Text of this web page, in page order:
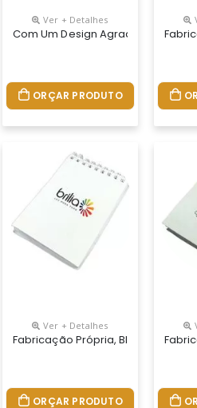
Ver + Detalhes
Com Um Design Agradável E De
ORÇAR PRODUTO
Ver + Detalhes
Fabricação Própria, Blocos
ORÇAR PRODUTO